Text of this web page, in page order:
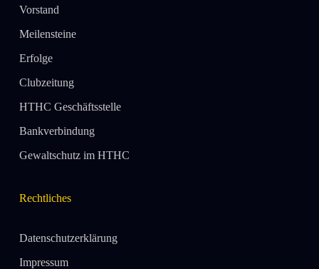
Vorstand
Meilensteine
Erfolge
Clubzeitung
HTHC Geschäftsstelle
Bankverbindung
Gewaltschutz im HTHC
Rechtliches
Datenschutzerklärung
Impressum